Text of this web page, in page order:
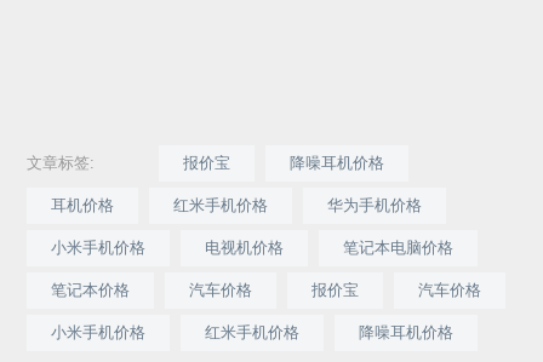
文章标签: 报价宝 降噪耳机价格
耳机价格 红米手机价格 华为手机价格
小米手机价格 电视机价格 笔记本电脑价格
笔记本价格 汽车价格 报价宝 汽车价格
小米手机价格 红米手机价格 降噪耳机价格